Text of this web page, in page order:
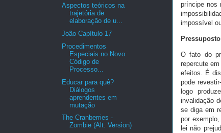
príncipe nos
impossível
O fato do
repercute
efeitos. É
pode
logo
invalidação
se diga em
por
lei não
Aspectos teóricos na
trajetória de
elaboração de u...
João Capítulo 17
Procedimentos
Especiais no Novo
Código de
Processo...
Educar para quê?
Diálogos
aprendentes em
mutação
The Cranberries -
Zombie (Alt. Version)